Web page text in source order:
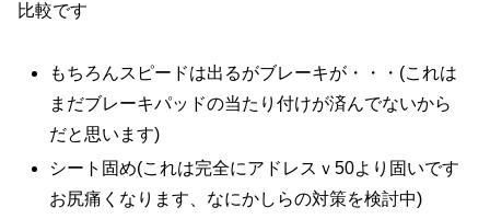
比較です
もちろんスピードは出るがブレーキが・・・(これは
まだブレーキパッドの当たり付けが済んでないから
だと思います)
シート固め(これは完全にアドレスｖ50より固いです
お尻痛くなります、なにかしらの対策を検討中)